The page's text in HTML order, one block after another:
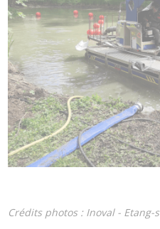
Crédits photos : Inoval -